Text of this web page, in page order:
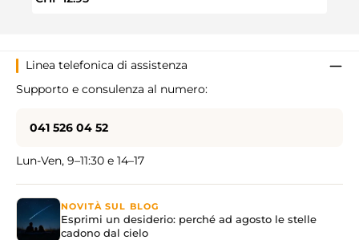
Linea telefonica di assistenza
Supporto e consulenza al numero:
041 526 04 52
Lun-Ven, 9–11:30 e 14–17
NOVITÀ SUL BLOG
Esprimi un desiderio: perché ad agosto le stelle
cadono dal cielo